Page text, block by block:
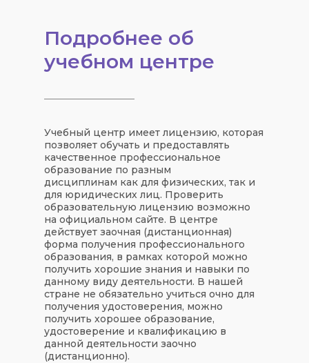
Подробнее об
учебном центре
Учебный центр имеет лицензию, которая
позволяет обучать и предоставлять
качественное профессиональное
образование по разным
дисциплинам как для физических, так и
для юридических лиц. Проверить
образовательную лицензию возможно
на официальном сайте. В центре
действует заочная (дистанционная)
форма получения профессионального
образования, в рамках которой можно
получить хорошие знания и навыки по
данному виду деятельности. В нашей
стране не обязательно учиться очно для
получения удостоверения, можно
получить хорошее образование,
удостоверение и квалификацию в
данной деятельности заочно
(дистанционно).